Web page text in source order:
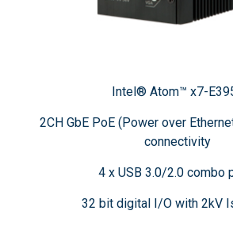
Intel® Atom™ x7-
2CH GbE PoE (Power over
connectivity
4 x USB 3.0/2.0 combo
32 bit digital I/O with 2kV